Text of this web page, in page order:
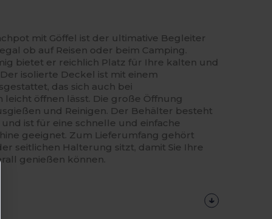
mit Göffel ist der ultimative Begleiter
ob auf Reisen oder beim Camping.
bietet er reichlich Platz für Ihre kalten und
isolierte Deckel ist mit einem
das sich auch bei
öffnen lässt. Die große Öffnung
und Reinigen. Der Behälter besteht
ist für eine schnelle und einfache
geeignet. Zum Lieferumfang gehört
seitlichen Halterung sitzt, damit Sie Ihre
genießen können.